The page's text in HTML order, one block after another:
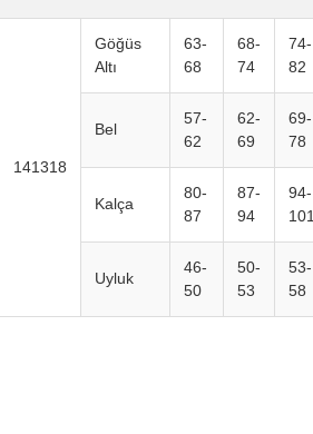
141318
Göğüs
Altı
63-
68
68-
74
74-
82
Bel
57-
62
62-
69
69-
78
Kalça
80-
87
87-
94
94-
101
Uyluk
46-
50
50-
53
53-
58